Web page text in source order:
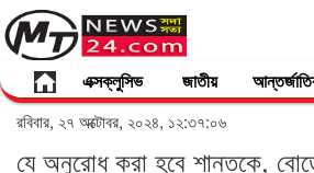
এক্সক্লুসিভ জাতীয়
রবিবার, ২৭ অক্টোবর, ২০২৪, ১২:৩৭:০৬
যে অনুরোধ করা হবে শান্তকে,